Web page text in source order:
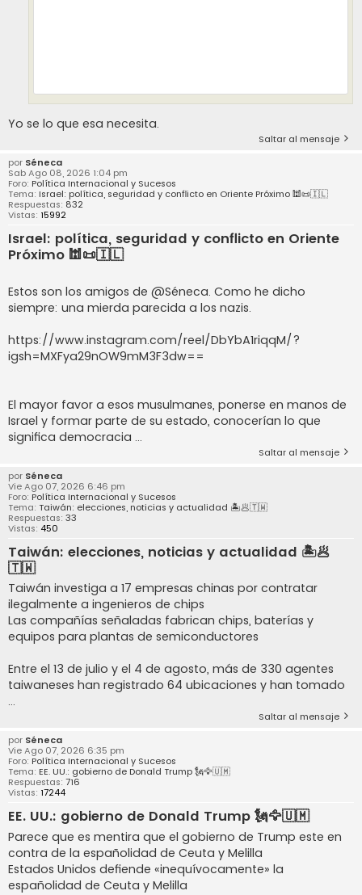
Yo se lo que esa necesita.
Saltar al mensaje
por Séneca
Sab Ago 08, 2026 1:04 pm
Foro: Política Internacional y Sucesos
Tema: Israel: política, seguridad y conflicto en Oriente Próximo 🕍📜🇮🇱
Respuestas: 832
Vistas: 15992
Israel: política, seguridad y conflicto en Oriente
Próximo 🕍📜🇮🇱
Estos son los amigos de @Séneca. Como he dicho
siempre: una mierda parecida a los nazis.
https://www.instagram.com/reel/DbYbA1riqqM/?
igsh=MXFya29nOW9mM3F3dw==
El mayor favor a esos musulmanes, ponerse en manos de
Israel y formar parte de su estado, conocerían lo que
significa democracia ...
Saltar al mensaje
por Séneca
Vie Ago 07, 2026 6:46 pm
Foro: Política Internacional y Sucesos
Tema: Taiwán: elecciones, noticias y actualidad 🏝️🥟🇹🇼
Respuestas: 33
Vistas: 450
Taiwán: elecciones, noticias y actualidad 🏝️🥟
🇹🇼
Taiwán investiga a 17 empresas chinas por contratar
ilegalmente a ingenieros de chips
Las compañías señaladas fabrican chips, baterías y
equipos para plantas de semiconductores
Entre el 13 de julio y el 4 de agosto, más de 330 agentes
taiwaneses han registrado 64 ubicaciones y han tomado
...
Saltar al mensaje
por Séneca
Vie Ago 07, 2026 6:35 pm
Foro: Política Internacional y Sucesos
Tema: EE. UU.: gobierno de Donald Trump 🗽🦅🇺🇲
Respuestas: 716
Vistas: 17244
EE. UU.: gobierno de Donald Trump 🗽🦅🇺🇲
Parece que es mentira que el gobierno de Trump este en
contra de la españolidad de Ceuta y Melilla
Estados Unidos defiende «inequívocamente» la
españolidad de Ceuta y Melilla